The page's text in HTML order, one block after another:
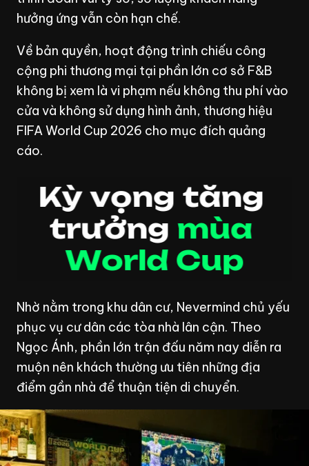
hưởng ứng vẫn còn hạn chế.
Về bản quyền, hoạt động trình chiếu công
cộng phi thương mại tại phần lớn cơ sở F&B
không bị xem là vi phạm nếu không thu phí vào
cửa và không sử dụng hình ảnh, thương hiệu
FIFA World Cup 2026 cho mục đích quảng
cáo.
Kỳ vọng tăng
trưởng mùa
World Cup
Nhờ nằm trong khu dân cư, Nevermind chủ yếu
phục vụ cư dân các tòa nhà lân cận. Theo
Ngọc Ánh, phần lớn trận đấu năm nay diễn ra
muộn nên khách thường ưu tiên những địa
điểm gần nhà để thuận tiện di chuyển.